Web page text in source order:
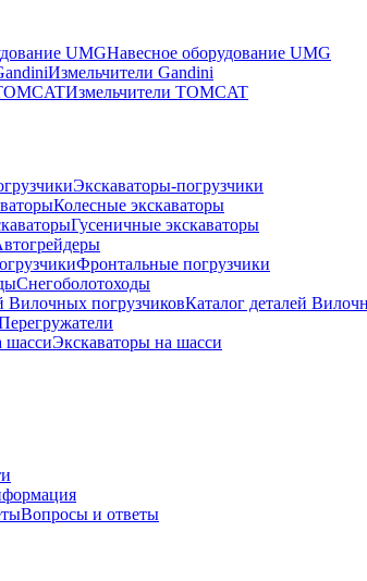
Навесное оборудование UMG
Измельчители Gandini
Измельчители TOMCAT
Экскаваторы-погрузчики
Колесные экскаваторы
Гусеничные экскаваторы
Фронтальные погрузчики
Снегоболотоходы
Каталог деталей
Экскаваторы на шасси
Вопросы и ответы